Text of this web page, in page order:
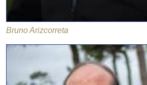
Bruno Arizcorreta